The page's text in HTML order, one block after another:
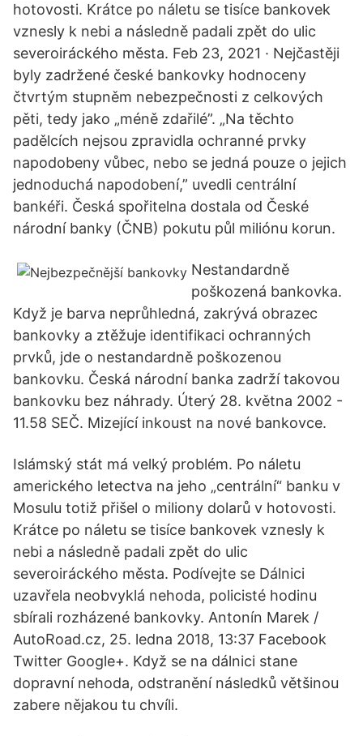
hotovosti. Krátce po náletu se tisíce bankovek
vznesly k nebi a následně padali zpět do ulic
severoiráckého města. Feb 23, 2021 · Nejčastěji
byly zadržené české bankovky hodnoceny
čtvrtým stupněm nebezpečnosti z celkových
pěti, tedy jako „méně zdařilé”. „Na těchto
padělcích nejsou zpravidla ochranné prvky
napodobeny vůbec, nebo se jedná pouze o jejich
jednoduchá napodobení,” uvedli centrální
bankéři. Česká spořitelna dostala od České
národní banky (ČNB) pokutu půl miliónu korun.
Nestandardně
poškozená bankovka.
Když je barva neprůhledná, zakrývá obrazec
bankovky a ztěžuje identifikaci ochranných
prvků, jde o nestandardně poškozenou
bankovku. Česká národní banka zadrží takovou
bankovku bez náhrady. Úterý 28. května 2002 -
11.58 SEČ. Mizející inkoust na nové bankovce.
Islámský stát má velký problém. Po náletu
amerického letectva na jeho „centrální“ banku v
Mosulu totiž přišel o miliony dolarů v hotovosti.
Krátce po náletu se tisíce bankovek vznesly k
nebi a následně padali zpět do ulic
severoiráckého města. Podívejte se Dálnici
uzavřela neobvyklá nehoda, policisté hodinu
sbírali rozházené bankovky. Antonín Marek /
AutoRoad.cz, 25. ledna 2018, 13:37 Facebook
Twitter Google+. Když se na dálnici stane
dopravní nehoda, odstranění následků většinou
zabere nějakou tu chvíli.